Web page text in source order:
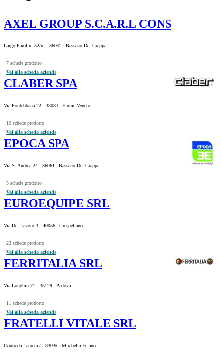
AXEL GROUP S.C.A.R.L CONS
Largo Parolini 52/m - 36061 - Bassano Del Grappa
7 schede prodotto
Vai alla scheda azienda
CLABER SPA
Via Pontebbana 22 - 33080 - Fiume Veneto
10 schede prodotto
Vai alla scheda azienda
EPOCA SPA
Via S. Andrea 24 - 36061 - Bassano Del Grappa
5 schede prodotto
Vai alla scheda azienda
EUROEQUIPE SRL
Via Del Lavoro 3 - 40056 - Crespellano
23 schede prodotto
Vai alla scheda azienda
FERRITALIA SRL
Via Longhin 71 - 35129 - Padova
11 schede prodotto
Vai alla scheda azienda
FRATELLI VITALE SRL
Contrada Laureta / - 83036 - Mirabella Eclano